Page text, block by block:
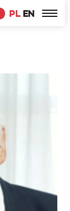
PL EN